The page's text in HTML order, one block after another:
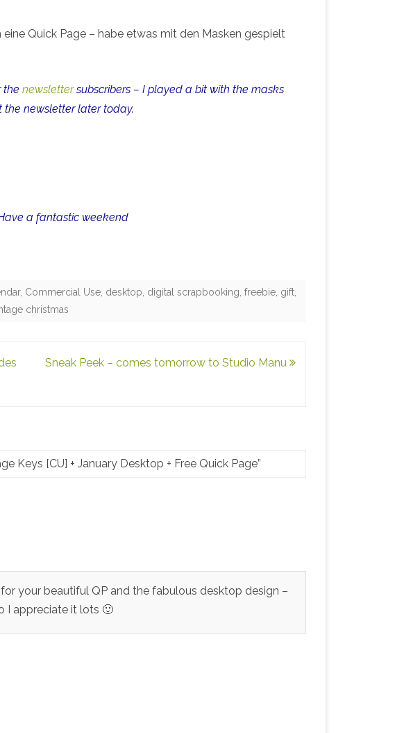
Quick Page – habe etwas mit den Masken gespielt
thenewslettersubscribers – I played a bit with the masks
the newsletter later today.
a fantastic weekend
, Commercial Use desktop digital scrapbooking ,freebie gift
christmas
Sneak Peek – comes tomorrow to Studio Manu
Keys [CU] + January Desktop + Free Quick Page”
your beautiful QP and the fabulous desktop design –
I appreciate it lots 🙂